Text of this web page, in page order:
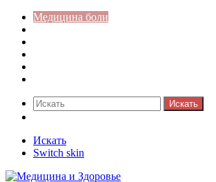
Медицина боли
Искать
Искать
Switch skin